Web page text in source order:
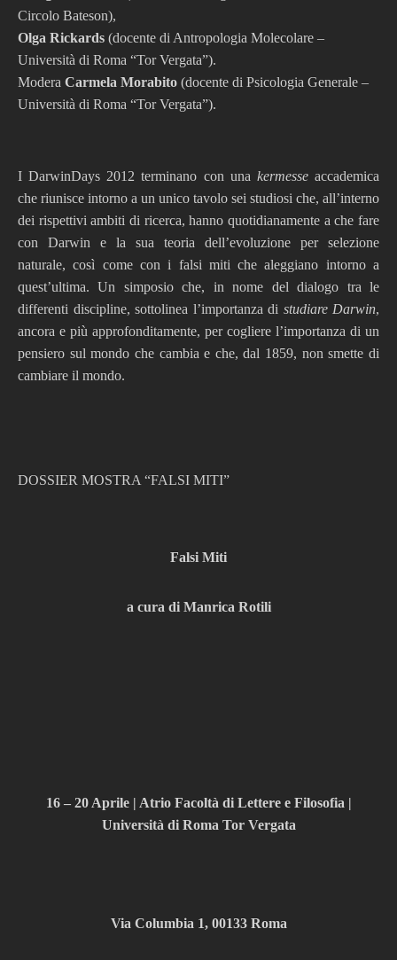
Circolo Bateson),
Olga Rickards (docente di Antropologia Molecolare –
Università di Roma “Tor Vergata”).
Modera Carmela Morabito (docente di Psicologia Generale –
Università di Roma “Tor Vergata”).
I DarwinDays 2012 terminano con una kermesseaccademica
che riunisce intorno a un unico tavolo sei studiosi che, all’interno
dei rispettivi ambiti di ricerca, hanno quotidianamente a che fare
con Darwin e la sua teoria dell’evoluzione per selezione
naturale, così come con i falsi miti che aleggiano intorno a
quest’ultima. Un simposio che, in nome del dialogo tra le
differenti discipline, sottolinea l’importanza di studiare Darwin,
ancora e più approfonditamente, per cogliere l’importanza di un
pensiero sul mondo che cambia e che, dal 1859, non smette di
cambiare il mondo.
DOSSIER MOSTRA “FALSI MITI”
Falsi Miti
a cura di Manrica Rotili
16 – 20 Aprile | Atrio Facoltà di Lettere e Filosofia |
Università di Roma Tor Vergata
Via Columbia 1, 00133 Roma